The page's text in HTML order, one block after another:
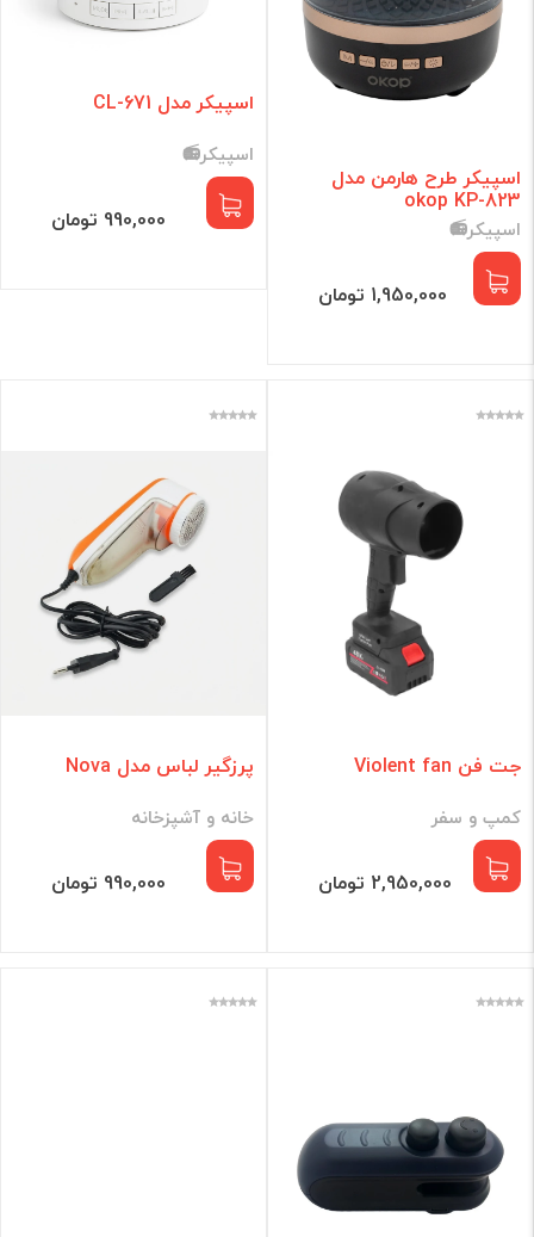
اسپیکر طرح هارمن مدل
okop KP-823
اسپیکر📻
1,950,000 تومان
اسپیکر مدل CL-671
اسپیکر📻
990,000 تومان
جت فن Violent fan
کمپ و سفر
2,950,000 تومان
پرزگیر لباس مدل Nova
خانه و آشپزخانه
990,000 تومان